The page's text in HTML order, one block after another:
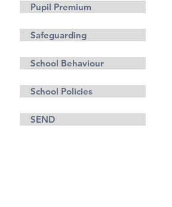
Pupil Premium
Safeguarding
School Behaviour
School Policies
SEND